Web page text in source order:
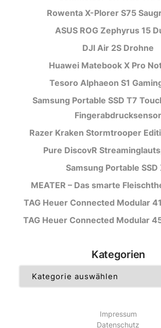
Rowenta X-Plorer S75
ASUS ROG Zephyrus 15
DJI Air 2S Drohne
Huawei Matebook X Pro
Tesoro Alphaeon S1
Samsung Portable SSD T7
Fingerabdrucksensor
Razer Kraken Stormtrooper
Pure DiscovR
Samsung Portable SSD
MEATER – Das smarte
TAG Heuer Connected Modular
TAG Heuer Connected Modular
Kategorien
Impressum
Datenschutz